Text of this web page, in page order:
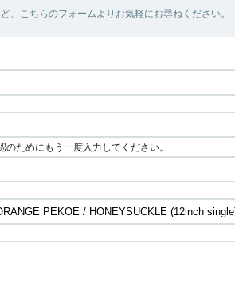
、こちらのフォームよりお気軽にお尋ねください。
のためにもう一度入力してください。